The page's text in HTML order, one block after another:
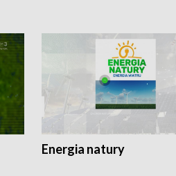
Energia natury